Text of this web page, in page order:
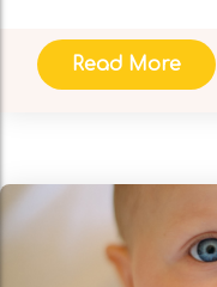
Read More